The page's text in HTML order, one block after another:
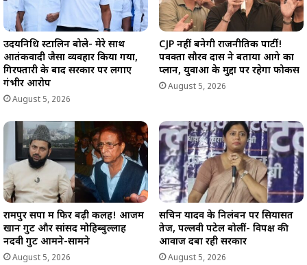
उदयनिधि स्टालिन बोले- मेरे साथ
आतंकवादी जैसा व्यवहार किया गया,
गिरफ्तारी के बाद सरकार पर लगाए
गंभीर आरोप
August 5, 2026
CJP नहीं बनेगी राजनीतिक पार्टी!
पवक्ता सौरव दास ने बताया आगे का
प्लान, युवाओं के मुद्दों पर रहेगा फोकस
August 5, 2026
रामपुर सपा में फिर बढ़ी कलह! आजम
खान गुट और सांसद मोहिब्बुल्लाह
नदवी गुट आमने-सामने
August 5, 2026
सचिन यादव के निलंबन पर सियासत
तेज, पल्लवी पटेल बोलीं- विपक्ष की
आवाज दबा रही सरकार
August 5, 2026